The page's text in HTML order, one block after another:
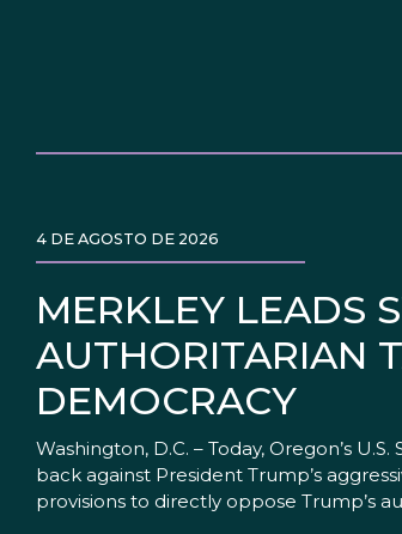
MERKLEY LEADS
AUTHORITARIAN
DEMOCRACY
4 DE AGOSTO DE 2026
Washington, D.C. – Today, Oregon’s
back against President Trump’s
provisions to directly oppose Trump’s